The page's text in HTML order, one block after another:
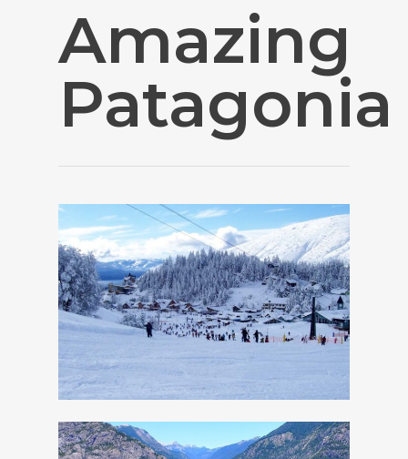
Amazing
Patagonia